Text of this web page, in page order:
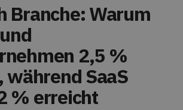
Branche: Warum
2,5 %
SaaS
% erreicht